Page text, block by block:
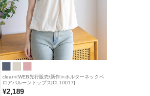
clear≪WEB先行販売/新作≫ホルターネックベ
ロアバルーントップス[CL10017]
¥2,189